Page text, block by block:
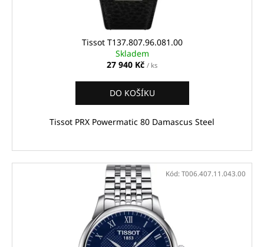
Tissot T137.807.96.081.00
Skladem
27 940 Kč / ks
DO KOŠÍKU
Tissot PRX Powermatic 80 Damascus Steel
Kód: T006.407.11.043.00